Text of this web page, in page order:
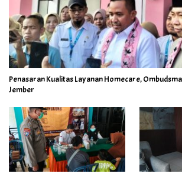
Penasaran Kualitas Layanan Homecare,
Jember